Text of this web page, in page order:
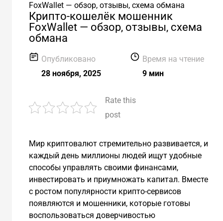
FoxWallet — обзор, отзывы, схема обмана
Крипто-кошелёк мошенник
FoxWallet — обзор, отзывы, схема
обмана
Опубликовано
28 ноября, 2025
Время на чтение
9 мин
Rate this
post
Мир криптовалют стремительно развивается, и
каждый день миллионы людей ищут удобные
способы управлять своими финансами,
инвестировать и приумножать капитал. Вместе
с ростом популярности крипто-сервисов
появляются и мошенники, которые готовы
воспользоваться доверчивостью